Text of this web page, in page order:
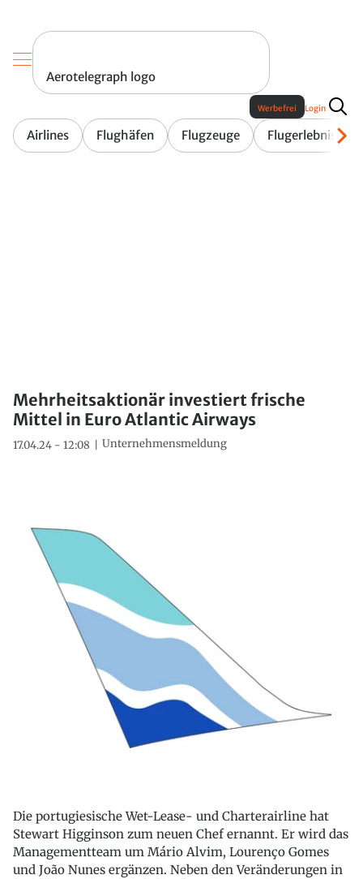
Aerotelegraph logo
Airlines Flughäfen Flugzeuge Flugerlebnis
Werbefrei Login
Mehrheitsaktionär investiert frische
Mittel in Euro Atlantic Airways
17.04.24 - 12:08 Unternehmensmeldung
Die portugiesische Wet-Lease- und Charterairline hat
Stewart Higginson zum neuen Chef ernannt. Er wird das
Managementteam um Mário Alvim, Lourenço Gomes
und João Nunes ergänzen. Neben den Veränderungen in